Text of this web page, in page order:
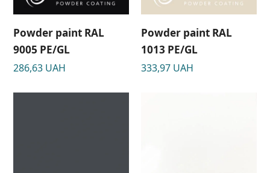
Powder paint RAL
9005 PE/GL
286,63 UAH
Powder paint RAL
1013 PE/GL
333,97 UAH